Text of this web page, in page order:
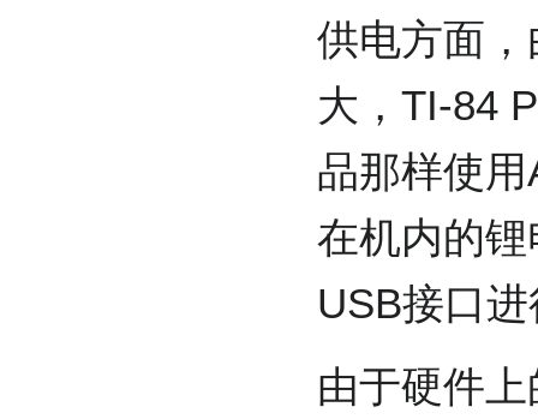
供电方面
大，TI-84
品那样使
在机内的
USB接口
由于硬件